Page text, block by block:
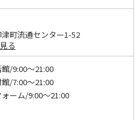
町流通センター1-52
る
/9:00～21:00
/7:00～21:00
ォーム/9:00～21:00